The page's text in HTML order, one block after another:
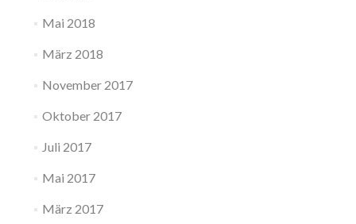
Mai 2018
März 2018
November 2017
Oktober 2017
Juli 2017
Mai 2017
März 2017